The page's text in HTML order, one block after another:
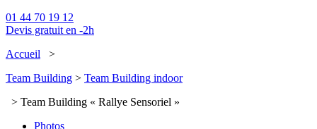
01 44 70 19 12
Devis gratuit en -2h
Accueil >
Team Building > Team Building indoor
> Team Building « Rallye Sensoriel »
Photos